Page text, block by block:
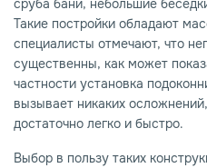
сруба бани, небольшие
Такие постройки обладают
специалисты отмечают, что
существенны, как может
частности установка
вызывает никаких
достаточно легко и быстро.
Выбор в пользу таких